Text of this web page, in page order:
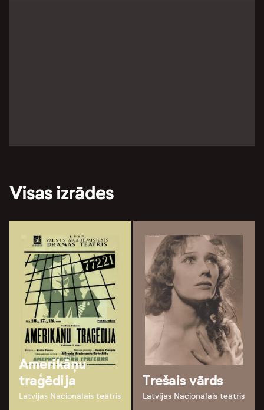
Visas izrādes
Amerikāņu
traģēdija
Latvijas Nacionālais teātris
Trešais vārds
Latvijas Nacionālais teātris